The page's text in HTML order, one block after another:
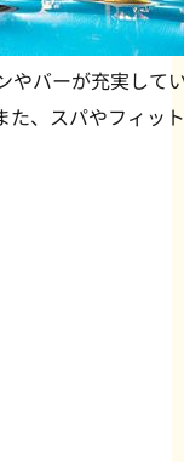
バーが充実して
た、スパやフィッ